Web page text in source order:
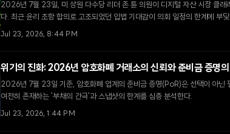
2026년 7월 23일, 미 상원 다수당 리더 존 튠 의원이 디지털 자산 시장 클래
다. 최근 윤리 조항 합의로 고조되었던 입법 기대감이 의회 일정의 한계에 부
Jul 23, 2026, 8:44 PM
위기의 진화: 2026년 암호화폐 거래소의 신뢰와 준비금 증명
2026년 7월 23일 기준, 암호화폐 업계의 준비금 증명(PoR)은 선택이 아닌
여전히 존재하는 '부채의 간극'과 스냅샷의 한계를 심층 분석한다.
Jul 23, 2026, 1:44 PM